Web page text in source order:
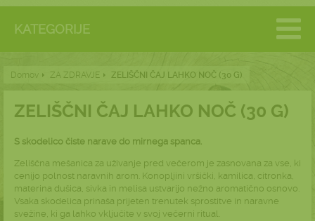
KATEGORIJE
Domov ZA ZDRAVJE ZELIŠČNI ČAJ LAHKO NOČ (30 G)
ZELIŠČNI ČAJ LAHKO NOČ (30 G)
S skodelico čiste narave do mirnega spanca.
Zeliščna mešanica za uživanje pred večerom je zasnovana za vse, ki
cenijo polnost naravnih arom. Konopljini vršički, kamilica, citronka,
materina dušica, sivka in melisa ustvarijo nežno aromatično osnovo.
Vsaka skodelica prinaša prijeten trenutek sprostitve in naravne
svežine, ki ga lahko vključite v svoj večerni ritual.